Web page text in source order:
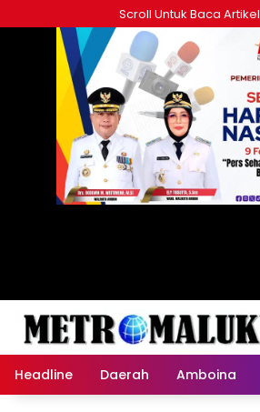
ke
Scroll Untuk Baca Artikel
Headline Daerah Amboina